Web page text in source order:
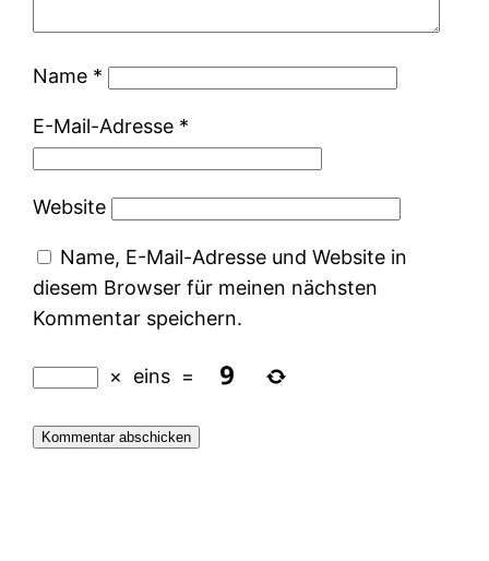
Name *
E-Mail-Adresse *
Website
Name, E-Mail-Adresse und Website in
diesem Browser für meinen nächsten
Kommentar speichern.
× eins =